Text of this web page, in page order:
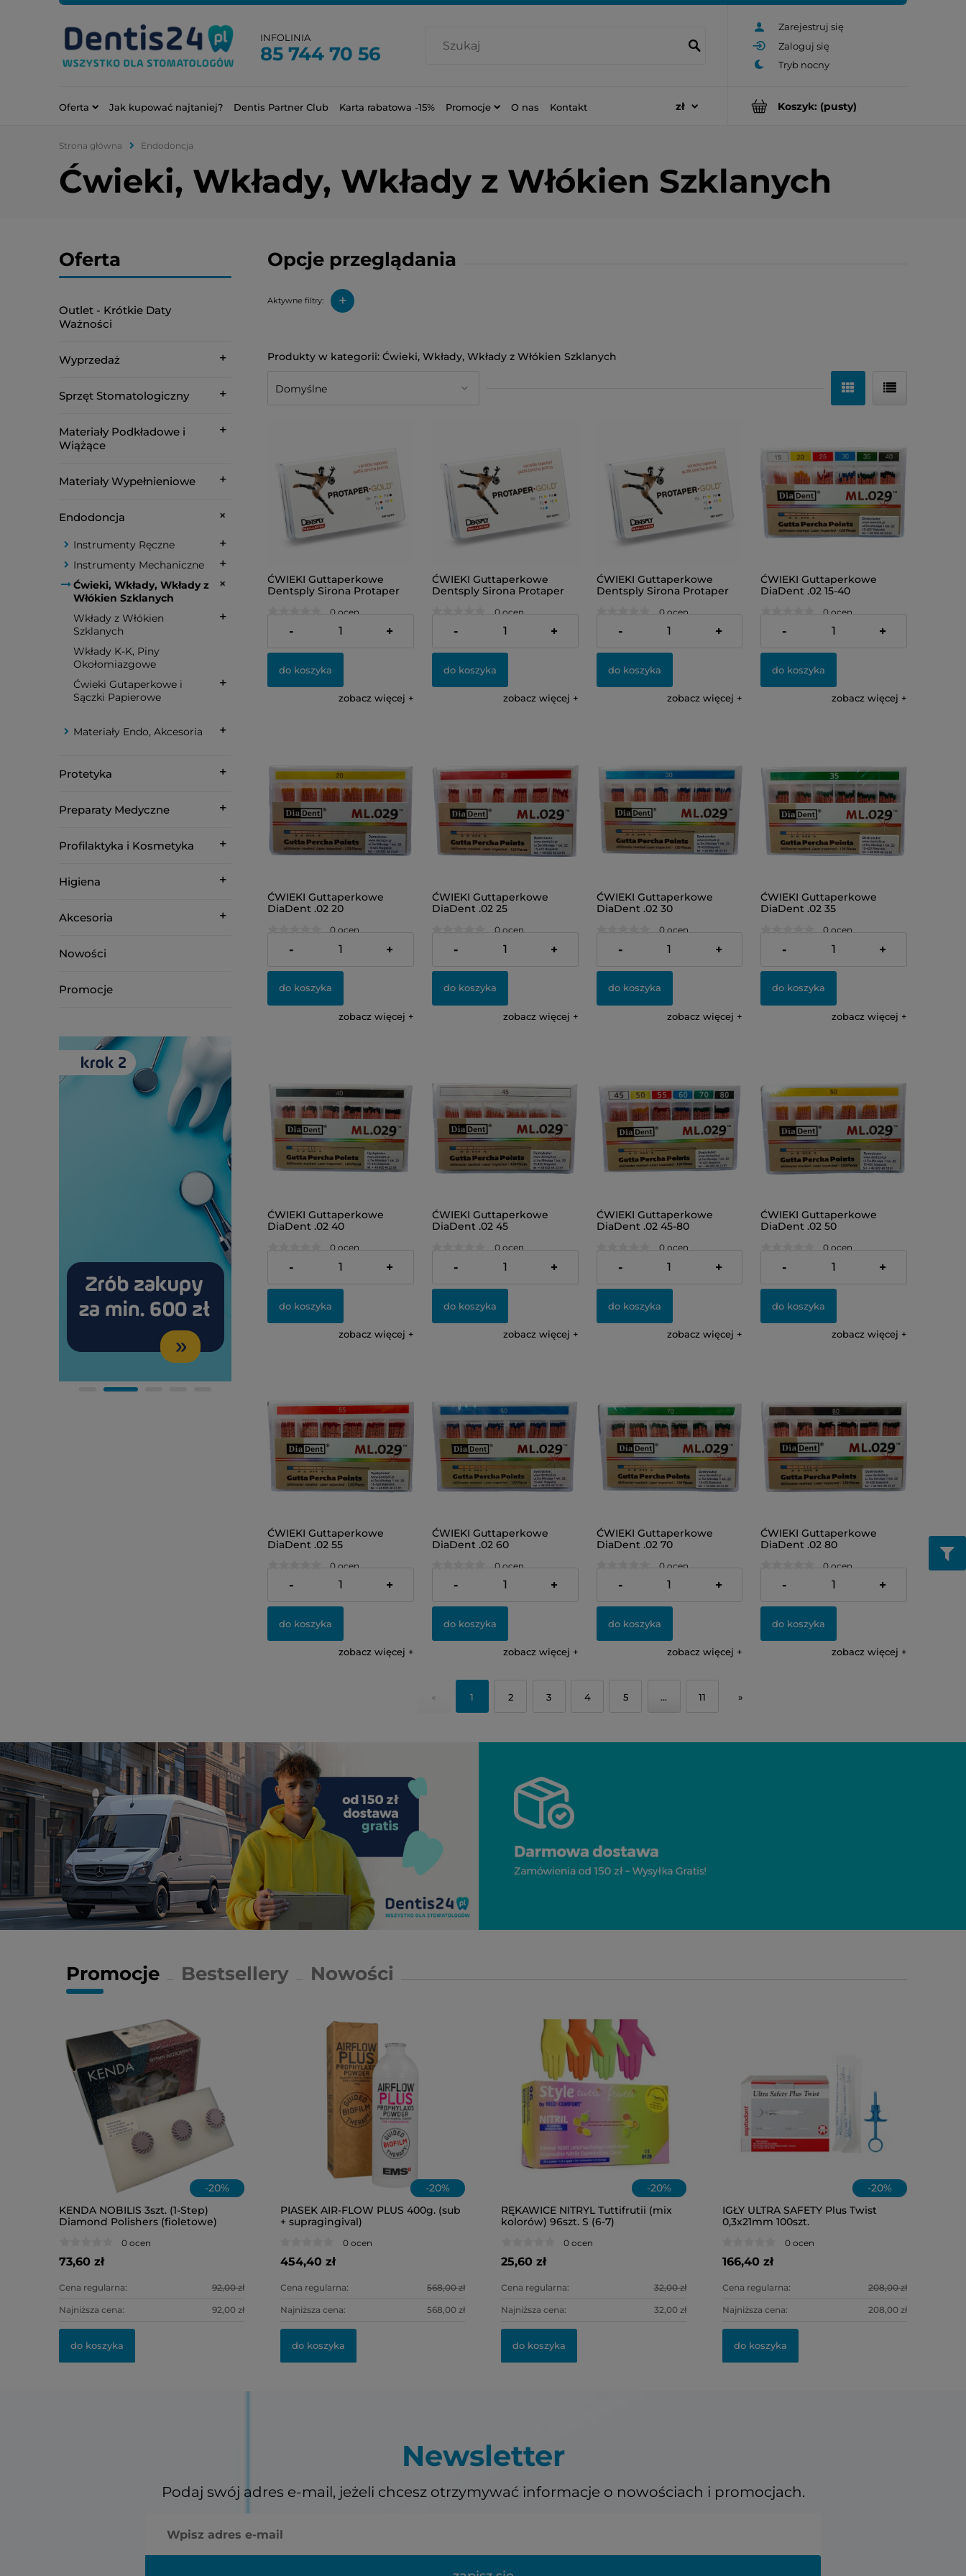
Zarejestruj się
Zaloguj się
INFOLINIA
85 744 70 56
Koszyk: (pusty)
Oferta Jak kupować najtaniej? Dentis Partner Club Karta rabatowa -15% Promocje O nas Kontakt
Strona główna Endodoncja
Ćwieki, Wkłady, Wkłady z Włókien Szklanych
Oferta
Outlet - Krótkie Daty
Ważności
Wyprzedaż
Sprzęt Stomatologiczny
Materiały Podkładowe i
Wiążące
Materiały Wypełnieniowe
Endodoncja
Instrumenty Ręczne
Instrumenty Mechaniczne
Ćwieki, Wkłady, Wkłady z
Włókien Szklanych
Wkłady z Włókien
Szklanych
Wkłady K-K, Piny
Okołomiazgowe
Ćwieki Gutaperkowe i
Sączki Papierowe
Materiały Endo, Akcesoria
Protetyka
Preparaty Medyczne
Profilaktyka i Kosmetyka
Higiena
Akcesoria
Nowości
Promocje
Opcje przeglądania
Aktywne filtry: +
Ćwieki, Wkłady, Wkłady z Włókien Szklanych
ĆWIEKI Guttaperkowe
Dentsply Sirona Protaper
0 ocen
98,00 zł
- +
do koszyka
zobacz więcej
ĆWIEKI Guttaperkowe
Dentsply Sirona Protaper
0 ocen
98,00 zł
- +
do koszyka
zobacz więcej
ĆWIEKI Guttaperkowe
Dentsply Sirona Protaper
0 ocen
98,00 zł
- +
do koszyka
zobacz więcej
ĆWIEKI Guttaperkowe
DiaDent .02 15-40
0 ocen
24,00 zł
- +
do koszyka
zobacz więcej
ĆWIEKI Guttaperkowe
DiaDent .02 20
0 ocen
24,00 zł
- +
do koszyka
zobacz więcej
ĆWIEKI Guttaperkowe
DiaDent .02 25
0 ocen
24,00 zł
- +
do koszyka
zobacz więcej
ĆWIEKI Guttaperkowe
DiaDent .02 30
0 ocen
24,00 zł
- +
do koszyka
zobacz więcej
ĆWIEKI Guttaperkowe
DiaDent .02 35
0 ocen
24,00 zł
- +
do koszyka
zobacz więcej
ĆWIEKI Guttaperkowe
DiaDent .02 40
0 ocen
24,00 zł
- +
do koszyka
zobacz więcej
ĆWIEKI Guttaperkowe
DiaDent .02 45
0 ocen
24,00 zł
- +
do koszyka
zobacz więcej
ĆWIEKI Guttaperkowe
DiaDent .02 45-80
0 ocen
24,00 zł
- +
do koszyka
zobacz więcej
ĆWIEKI Guttaperkowe
DiaDent .02 50
0 ocen
24,00 zł
- +
do koszyka
zobacz więcej
ĆWIEKI Guttaperkowe
DiaDent .02 55
0 ocen
24,00 zł
- +
do koszyka
zobacz więcej
ĆWIEKI Guttaperkowe
DiaDent .02 60
0 ocen
24,00 zł
- +
do koszyka
zobacz więcej
ĆWIEKI Guttaperkowe
DiaDent .02 70
0 ocen
24,00 zł
- +
do koszyka
zobacz więcej
ĆWIEKI Guttaperkowe
DiaDent .02 80
0 ocen
24,00 zł
- +
do koszyka
zobacz więcej
« 1 2 3 4 5 ... 11 »
Promocje Nowości
Bestsellery
-20%
KENDA NOBILIS 3szt. (1-Step)
Diamond Polishers (fioletowe)
0 ocen
73,60 zł
Cena regularna: 92,00 zł
Najniższa cena: 92,00 zł
do koszyka
-20%
PIASEK AIR-FLOW PLUS 400g. (sub
+ supragingival)
0 ocen
454,40 zł
Cena regularna: 568,00 zł
Najniższa cena: 568,00 zł
do koszyka
-20%
RĘKAWICE NITRYL Tuttifrutii (mix
kolorów) 96szt. S (6-7)
0 ocen
25,60 zł
Cena regularna: 32,00 zł
Najniższa cena: 32,00 zł
do koszyka
-20%
IGŁY ULTRA SAFETY Plus Twist
0,3x21mm 100szt.
0 ocen
166,40 zł
Cena regularna: 208,00 zł
Najniższa cena: 208,00 zł
do koszyka
Newsletter
Podaj swój adres e-mail, jeżeli chcesz otrzymywać informacje o nowościach i promocjach.